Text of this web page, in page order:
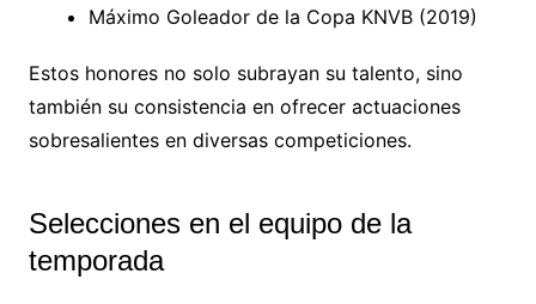
Máximo Goleador de la Copa KNVB (2019)
Estos honores no solo subrayan su talento, sino
también su consistencia en ofrecer actuaciones
sobresalientes en diversas competiciones.
Selecciones en el equipo de la
temporada